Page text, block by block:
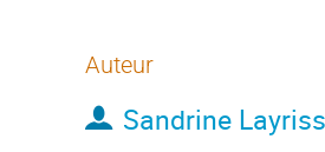
Auteur
Sandrine